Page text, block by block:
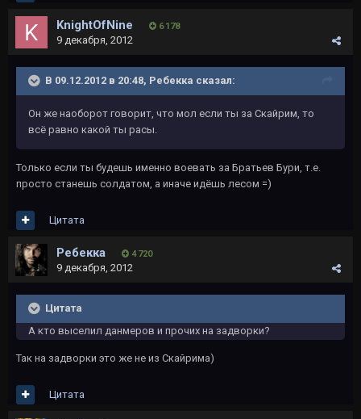
KnightOfNine 6 178
9 декабря, 2012
В 09.12.2012 в 20:48, Ребекка сказал:
Он же наоборот говорит, что мол если ты за Скайрим, то
всё равно какой ты расы.
Только если ты будешь именно воевать за Братьев Бури, т.е.
просто станешь солдатом, а иначе идёшь лесом =)
Цитата
Ребекка 4 720
9 декабря, 2012
Цитата
А кто выселил данмеров и прочих на задворки?
Так на задворки это же не из Скайрима)
Цитата